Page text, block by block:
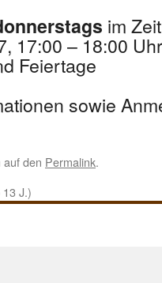
im
17:00 – 18:00
Feiertage
sowie
auf den Permalink.
J.)